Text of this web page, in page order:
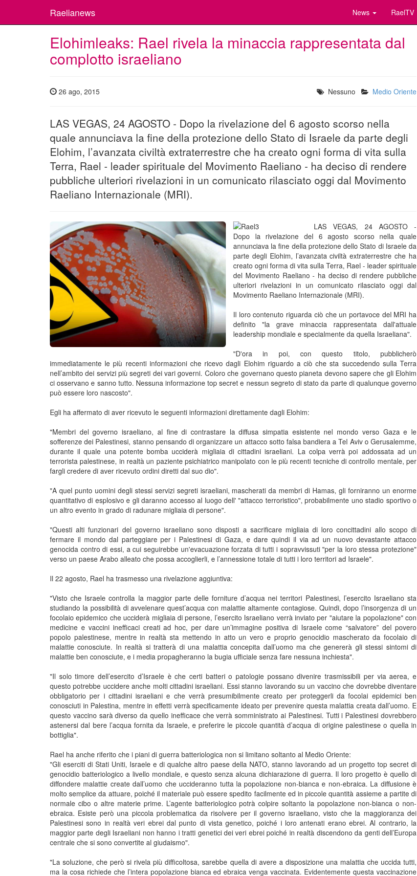
Raelianews News RaelTV
Elohimleaks: Rael rivela la minaccia rappresentata dal
complotto israeliano
26 ago, 2015 Nessuno Medio Oriente
LAS VEGAS, 24 AGOSTO - Dopo la rivelazione del 6 agosto scorso nella
quale annunciava la fine della protezione dello Stato di Israele da parte degli
Elohim, l’avanzata civiltà extraterrestre che ha creato ogni forma di vita sulla
Terra, Rael - leader spirituale del Movimento Raeliano - ha deciso di rendere
pubbliche ulteriori rivelazioni in un comunicato rilasciato oggi dal Movimento
Raeliano Internazionale (MRI).
LAS VEGAS, 24 AGOSTO -
Dopo la rivelazione del 6 agosto scorso nella quale
annunciava la fine della protezione dello Stato di Israele da
parte degli Elohim, l’avanzata civiltà extraterrestre che ha
creato ogni forma di vita sulla Terra, Rael - leader spirituale
del Movimento Raeliano - ha deciso di rendere pubbliche
ulteriori rivelazioni in un comunicato rilasciato oggi dal
Movimento Raeliano Internazionale (MRI).
Il loro contenuto riguarda ciò che un portavoce del MRI ha
definito "la grave minaccia rappresentata dall'attuale
leadership mondiale e specialmente da quella Israeliana".
"D'ora in poi, con questo titolo, pubblicherò
immediatamente le più recenti informazioni che ricevo dagli Elohim riguardo a ciò che sta succedendo sulla Terra
nell’ambito dei servizi più segreti dei vari governi. Coloro che governano questo pianeta devono sapere che gli Elohim
ci osservano e sanno tutto. Nessuna informazione top secret e nessun segreto di stato da parte di qualunque governo
può essere loro nascosto".
Egli ha affermato di aver ricevuto le seguenti informazioni direttamente dagli Elohim:
"Membri del governo israeliano, al fine di contrastare la diffusa simpatia esistente nel mondo verso Gaza e le
sofferenze dei Palestinesi, stanno pensando di organizzare un attacco sotto falsa bandiera a Tel Aviv o Gerusalemme,
durante il quale una potente bomba ucciderà migliaia di cittadini israeliani. La colpa verrà poi addossata ad un
terrorista palestinese, in realtà un paziente psichiatrico manipolato con le più recenti tecniche di controllo mentale, per
fargli credere di aver ricevuto ordini diretti dal suo dio".
"A quel punto uomini degli stessi servizi segreti israeliani, mascherati da membri di Hamas, gli forniranno un enorme
quantitativo di esplosivo e gli daranno accesso al luogo dell' "attacco terroristico", probabilmente uno stadio sportivo o
un altro evento in grado di radunare migliaia di persone".
"Questi alti funzionari del governo israeliano sono disposti a sacrificare migliaia di loro concittadini allo scopo di
fermare il mondo dal parteggiare per i Palestinesi di Gaza, e dare quindi il via ad un nuovo devastante attacco
genocida contro di essi, a cui seguirebbe un'evacuazione forzata di tutti i sopravvissuti "per la loro stessa protezione"
verso un paese Arabo alleato che possa accoglierli, e l’annessione totale di tutti i loro territori ad Israele".
Il 22 agosto, Rael ha trasmesso una rivelazione aggiuntiva:
"Visto che Israele controlla la maggior parte delle forniture d’acqua nei territori Palestinesi, l’esercito Israeliano sta
studiando la possibilità di avvelenare quest’acqua con malattie altamente contagiose. Quindi, dopo l’insorgenza di un
focolaio epidemico che ucciderà migliaia di persone, l’esercito Israeliano verrà inviato per "aiutare la popolazione" con
medicine e vaccini inefficaci creati ad hoc, per dare un’immagine positiva di Israele come “salvatore” del povero
popolo palestinese, mentre in realtà sta mettendo in atto un vero e proprio genocidio mascherato da focolaio di
malattie conosciute. In realtà si tratterà di una malattia concepita dall’uomo ma che genererà gli stessi sintomi di
malattie ben conosciute, e i media propagheranno la bugia ufficiale senza fare nessuna inchiesta".
"Il solo timore dell’esercito d’Israele è che certi batteri o patologie possano divenire trasmissibili per via aerea, e
questo potrebbe uccidere anche molti cittadini israeliani. Essi stanno lavorando su un vaccino che dovrebbe diventare
obbligatorio per i cittadini israeliani e che verrà presumibilmente creato per proteggerli da focolai epidemici ben
conosciuti in Palestina, mentre in effetti verrà specificamente ideato per prevenire questa malattia creata dall’uomo. E
questo vaccino sarà diverso da quello inefficace che verrà somministrato ai Palestinesi. Tutti i Palestinesi dovrebbero
astenersi dal bere l’acqua fornita da Israele, e preferire le piccole quantità d’acqua di origine palestinese o quella in
bottiglia".
Rael ha anche riferito che i piani di guerra batteriologica non si limitano soltanto al Medio Oriente:
"Gli eserciti di Stati Uniti, Israele e di qualche altro paese della NATO, stanno lavorando ad un progetto top secret di
genocidio batteriologico a livello mondiale, e questo senza alcuna dichiarazione di guerra. Il loro progetto è quello di
diffondere malattie create dall’uomo che uccideranno tutta la popolazione non-bianca e non-ebraica. La diffusione è
molto semplice da attuare, poiché il materiale può essere spedito facilmente ed in piccole quantità assieme a partite di
normale cibo o altre materie prime. L’agente batteriologico potrà colpire soltanto la popolazione non-bianca o non-
ebraica. Esiste però una piccola problematica da risolvere per il governo israeliano, visto che la maggioranza dei
Palestinesi sono in realtà veri ebrei dal punto di vista genetico, poiché i loro antenati erano ebrei. Al contrario, la
maggior parte degli Israeliani non hanno i tratti genetici dei veri ebrei poiché in realtà discendono da genti dell’Europa
centrale che si sono convertite al giudaismo".
"La soluzione, che però si rivela più difficoltosa, sarebbe quella di avere a disposizione una malattia che uccida tutti,
ma la cosa richiede che l’intera popolazione bianca ed ebraica venga vaccinata. Evidentemente questa vaccinazione